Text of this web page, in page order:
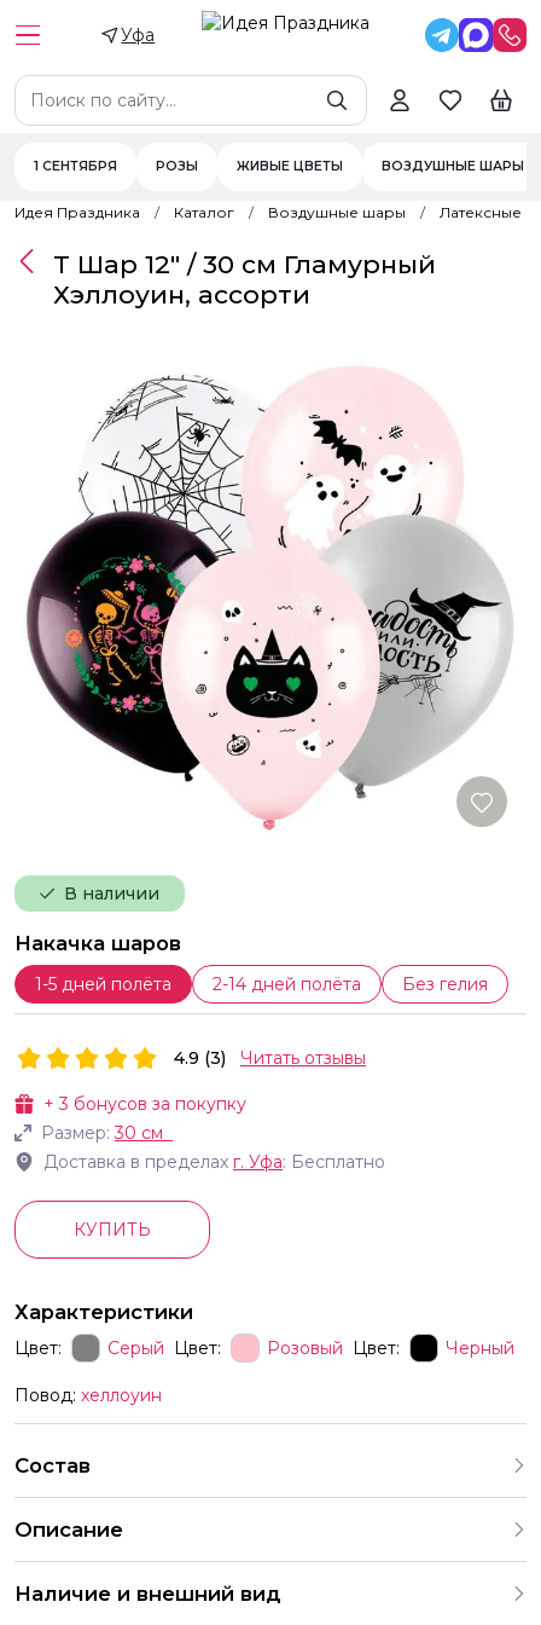
Уфа
1 СЕНТЯБРЯ РОЗЫ ЖИВЫЕ ЦВЕТЫ ВОЗДУШНЫЕ ШАРЫ
Идея Праздника Каталог Воздушные шары Латексные
В наличии
Накачка шаров
1-5 дней полёта 2-14 дней полёта Без гелия
Т Шар 12" / 30 см Гламурный
Хэллоуин, ассорти
+3 бонусов за покупку
Размер:30 см
Доставка в пределах г. Уфа: Бесплатно
4.9 (3) Читать отзывы
КУПИТЬ
Характеристики
Цвет: Серый Цвет: Розовый Цвет: Черный
Повод: хеллоуин
Состав
Описание
продаём шары только комплектами поэтому выбрать
Наличие и внешний вид